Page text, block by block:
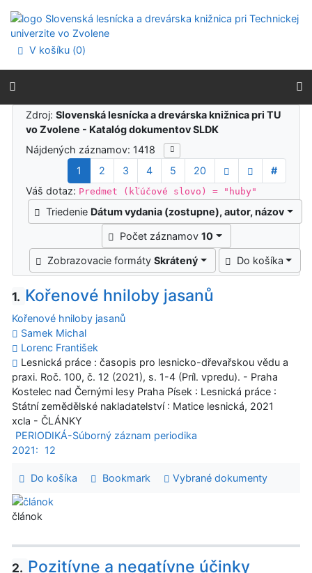
Prejsť na menu
Prehlásenie o webovej prístupnosti
V košíku (0)
Výsledky vyhľadávania
Zdroj:Slovenská lesnícka a drevárska knižnica pri TU
vo Zvolene - Katalóg dokumentov SLDK
Nájdených záznamov: 1418
1
2 3 4 5 20
#
Váš dotaz: Predmet (kľúčové slovo) = "huby"
Triedenie Dátum vydania (zostupne), autor, názov
Počet záznamov10
Zobrazovacie formátySkrátený Do košíka
1. Kořenové hniloby jasanů
Kořenové hniloby jasanů
Samek Michal
Lorenc František
Lesnická práce : časopis pro lesnicko-dřevařskou vědu a
praxi. Roč. 100, č. 12 (2021), s. 1-4 (Príl. vpredu). - Praha
Kostelec nad Černými lesy Praha Písek : Lesnická práce :
Státní zemědělské nakladatelství : Matice lesnická, 2021
xcla - ČLÁNKY
PERIODIKÁ-Súborný záznam periodika
2021:
12
Do košíka Bookmark Vybrané dokumenty
článok
2. Pozitívne a negatívne účinky